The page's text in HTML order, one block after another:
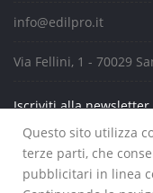
Questo sito utilizza
terze parti, che
pubblicitari in linea
info@edilpro.it
Via Fellini, 1 - 70029
Iscriviti alla newsletter